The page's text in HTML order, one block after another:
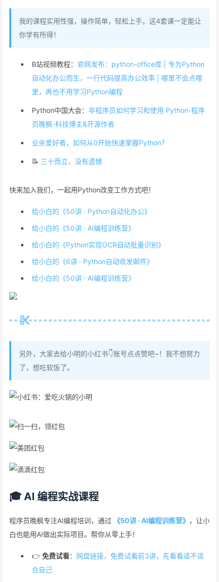
我的课程实用性强，操作简单，轻松上手。这4套课一定能让
你学有所得！
B站视频教程： 官网发布：python-office库 | 专为Python
自动化办公而生，一行代码提高办公效率 | 哪里不会点哪
里，再也不用学习Python编程
Python中国大会： 非程序员如何学习和使用 Python-程序
员晚枫-科技博主&开源作者
业余爱好者，如何从0开始快速掌握Python？
📝 三十而立，没有遗憾
快来加入我们，一起用Python改变工作方式吧！
给小白的《50讲 · Python自动化办公》
给小白的《50讲 · AI编程训练营》
给小白的《Python实现OCR自动批量识别》
给小白的《6讲 · Python自动收发邮件》
给小白的《50讲 · AI编程训练营》
另外，大家去给小明的小红书👇账号点点赞吧~！我不想努力
了，想吃软饭了。
🎓 AI 编程实战课程
程序员晚枫专注AI编程培训，通过 《50讲 · AI编程训练营》 ，让小
白也能用AI做出实际项目。帮你从零上手！
👉 免费试看： 网盘链接，免费试看前3讲，先看看适不适
合自己